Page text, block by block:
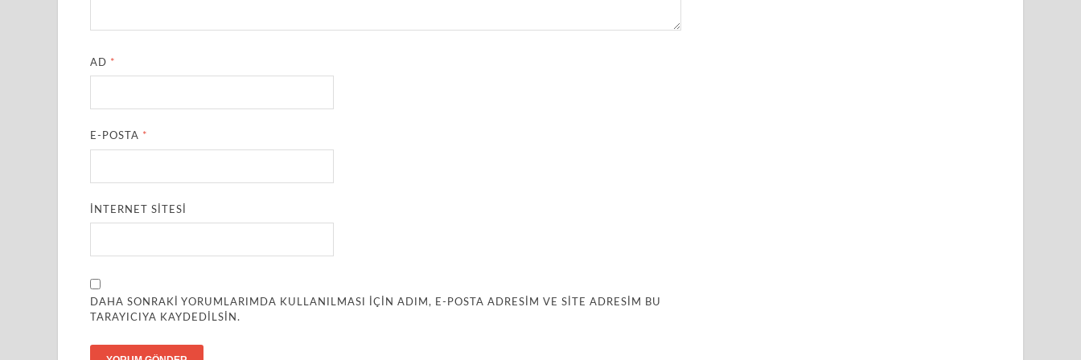
AD *
E-POSTA *
İNTERNET SITESI
DAHA SONRAKI YORUMLARIMDA KULLANILMASI IÇIN ADIM, E-POSTA ADRESIM VE SITE ADRESIM BU
TARAYICIYA KAYDEDILSIN.